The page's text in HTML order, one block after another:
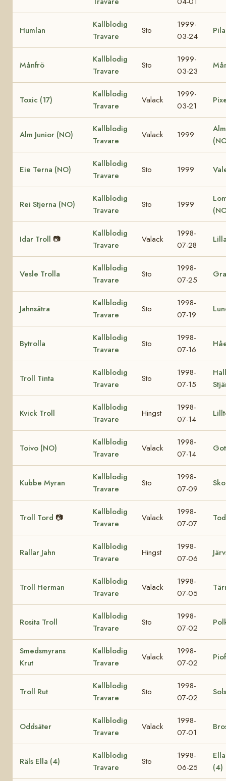
Humlan
Kallblodig
Travare
Sto
1999-
03-24
Månfrö
Kallblodig
Travare
Sto
1999-
03-23
Toxic (17)
Kallblodig
Travare
Valack
1999-
03-21
Alm Junior (NO)
Kallblodig
Travare
Valack 1999
Eie Terna (NO)
Kallblodig
Travare
Sto 1999
Rei Stjerna (NO)
Kallblodig
Travare
Sto 1999
Idar Troll 📷
Kallblodig
Travare
Valack
1998-
07-28
Vesle Trolla
Kallblodig
Travare
Sto
1998-
07-25
Jahnsätra
Kallblodig
Travare
Sto
1998-
07-19
Bytrolla
Kallblodig
Travare
Sto
1998-
07-16
Troll Tinta
Kallblodig
Travare
Sto
1998-
07-15
Kvick Troll
Kallblodig
Travare
Hingst
1998-
07-14
Toivo (NO)
Kallblodig
Travare
Valack
1998-
07-14
Kubbe Myran
Kallblodig
Travare
Sto
1998-
07-09
Troll Tord 📷
Kallblodig
Travare
Valack
1998-
07-07
Rallar Jahn
Kallblodig
Travare
Hingst
1998-
07-06
Troll Herman
Kallblodig
Travare
Valack
1998-
07-05
Rosita Troll
Kallblodig
Travare
Sto
1998-
07-02
Smedsmyrans
Krut
Kallblodig
Travare
Valack
1998-
07-02
Troll Rut
Kallblodig
Travare
Sto
1998-
07-02
Oddsäter
Kallblodig
Travare
Valack
1998-
07-01
Räls Ella (4)
Kallblodig
Travare
Sto
1998-
06-25
(4)